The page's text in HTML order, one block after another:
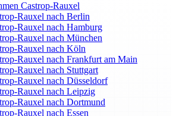
Castrop-Rauxel
Rauxel nach Berlin
Rauxel nach Hamburg
Rauxel nach München
Rauxel nach Köln
Rauxel nach Frankfurt am Main
Rauxel nach Stuttgart
Rauxel nach Düsseldorf
Rauxel nach Leipzig
Rauxel nach Dortmund
Rauxel nach Essen